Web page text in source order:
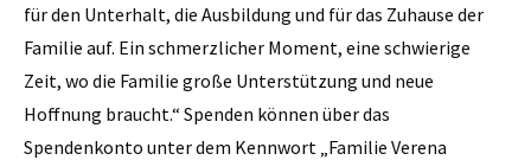
für den Unterhalt, die Ausbildung und für das Zuhause der
Familie auf. Ein schmerzlicher Moment, eine schwierige
Zeit, wo die Familie große Unterstützung und neue
Hoffnung braucht.“ Spenden können über das
Spendenkonto unter dem Kennwort „Familie Verena